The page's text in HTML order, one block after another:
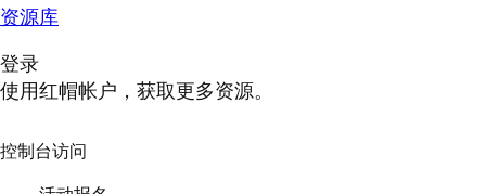
资源库
登录
使用红帽帐户，获取更多资源。
控制台访问